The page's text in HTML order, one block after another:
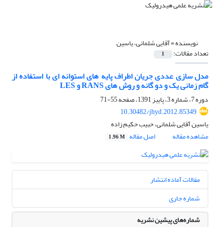
نویسنده =آقایی شلمانی، یاسین
تعداد مقالات: 1
مدل سازی عددی جریان اطراف پایه های استوانه ای با استفاده از
گام زمانی یک و دو گانه و روش های RANS و LES
دوره 7، شماره 3، پاییز 1391، صفحه
55-71
10.30482/jhyd.2012.85349
یاسین آقایی شلمانی، حبیب حکیم زاده
مشاهده مقاله
اصل مقاله 1.96 M
مقالات آماده انتشار
شماره جاری
شماره‌های پیشین نشریه